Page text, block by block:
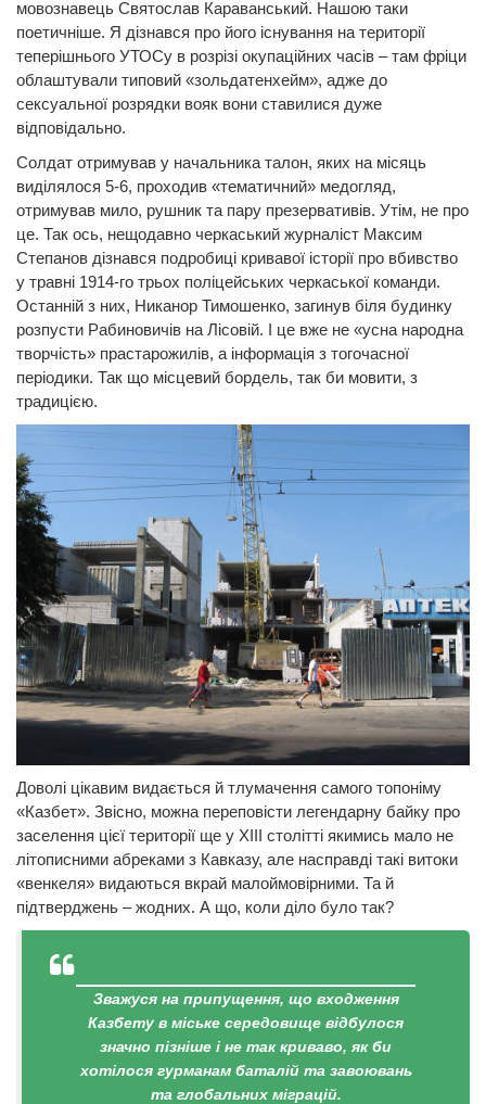
мовознавець Святослав Караванський. Нашою таки
поетичніше. Я дізнався про його існування на території
теперішнього УТОСу в розрізі окупаційних часів – там фріци
облаштували типовий «зольдатенхейм», адже до
сексуальної розрядки вояк вони ставилися дуже
відповідально.
Солдат отримував у начальника талон, яких на місяць
виділялося 5-6, проходив «тематичний» медогляд,
отримував мило, рушник та пару презервативів. Утім, не про
це. Так ось, нещодавно черкаський журналіст Максим
Степанов дізнався подробиці кривавої історії про вбивство
у травні 1914-го трьох поліцейських черкаської команди.
Останній з них, Никанор Тимошенко, загинув біля будинку
розпусти Рабиновичів на Лісовій. І це вже не «усна народна
творчість» прастарожилів, а інформація з тогочасної
періодики. Так що місцевий бордель, так би мовити, з
традицією.
Доволі цікавим видається й тлумачення самого топоніму
«Казбет». Звісно, можна переповісти легендарну байку про
заселення цієї території ще у ХІІІ столітті якимись мало не
літописними абреками з Кавказу, але насправді такі витоки
«венкеля» видаються вкрай малоймовірними. Та й
підтверджень – жодних. А що, коли діло було так?
Зважуся на припущення, що входження
Казбету в міське середовище відбулося
значно пізніше і не так криваво, як би
хотілося гурманам баталій та завоювань
та глобальних міграцій.